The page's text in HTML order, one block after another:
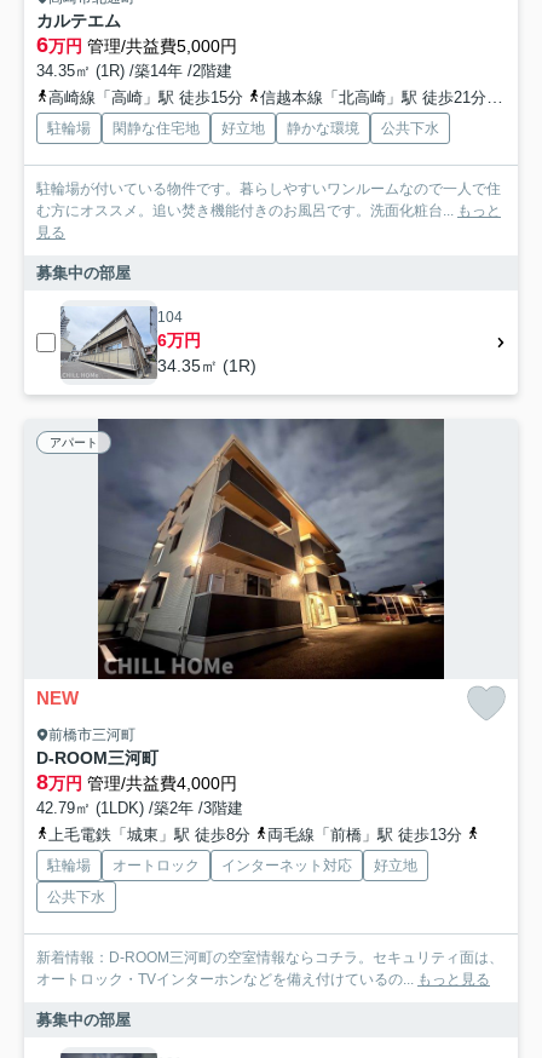
カルテエム
6万円 管理/共益費5,000円
34.35㎡ (1R) /築14年 /2階建
高崎線「高崎」駅 徒歩15分
信越本線「北高崎」駅 徒歩21分
駐輪場 閑静な住宅地 好立地 静かな環境 公共下水
駐輪場が付いている物件です。暮らしやすいワンルームなので一人で住
む方にオススメ。追い焚き機能付きのお風呂です。洗面化粧台... もっと
見る
募集中の部屋
104
6万円
34.35㎡ (1R)
アパート
NEW
前橋市三河町
D-ROOM三河町
8万円 管理/共益費4,000円
42.79㎡ (1LDK) /築2年 /3階建
上毛電鉄「城東」駅 徒歩8分
両毛線「前橋」駅 徒歩13分
駐輪場 オートロック インターネット対応
好立地
公共下水
新着情報：D-ROOM三河町の空室情報ならコチラ。セキュリティ面は、
オートロック・TVインターホンなどを備え付けているの... もっと見る
募集中の部屋